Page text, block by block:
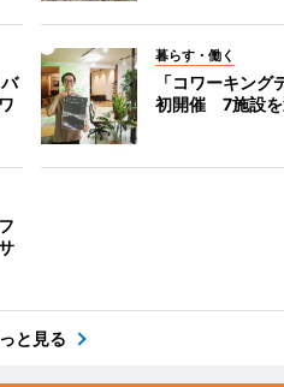
暮らす・働く
「コワーキング
初開催 7施設を
と見る